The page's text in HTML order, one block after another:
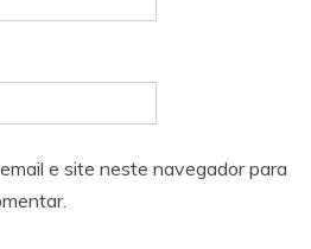
e site neste navegador para